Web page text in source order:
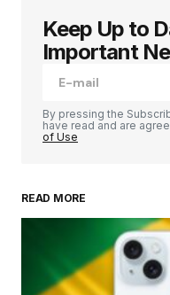
Votre adresse e-
champs
Your Name
Your E-mail*
Keep Up to
Important
By pressing the
have read and are
of Use
READ MORE